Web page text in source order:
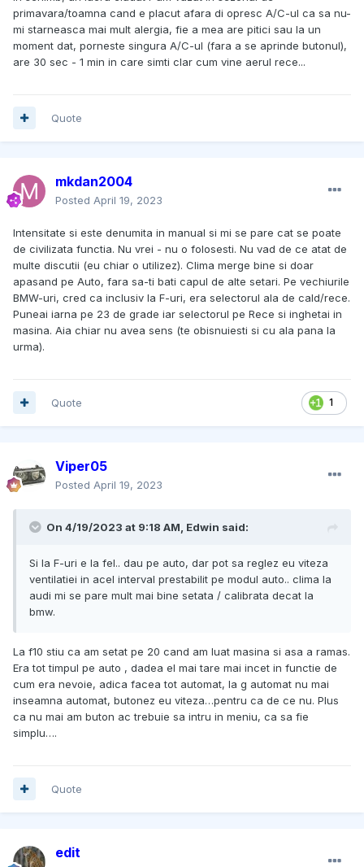
primavara/toamna cand e placut afara di opresc A/C-ul ca sa nu-
mi starneasca mai mult alergia, fie a mea are pitici sau la un
moment dat, porneste singura A/C-ul (fara a se aprinde butonul),
are 30 sec - 1 min in care simti clar cum vine aerul rece...
Quote
mkdan2004
Posted April 19, 2023
Intensitate si este denumita in manual si mi se pare cat se poate
de civilizata functia. Nu vrei - nu o folosesti. Nu vad de ce atat de
multe discutii (eu chiar o utilizez). Clima merge bine si doar
apasand pe Auto, fara sa-ti bati capul de alte setari. Pe vechiurile
BMW-uri, cred ca inclusiv la F-uri, era selectorul ala de cald/rece.
Puneai iarna pe 23 de grade iar selectorul pe Rece si inghetai in
masina. Aia chiar nu avea sens (te obisnuiesti si cu ala pana la
urma).
1
Quote
Viper05
Posted April 19, 2023
On 4/19/2023 at 9:18 AM, Edwin said:
Si la F-uri e la fel.. dau pe auto, dar pot sa reglez eu viteza
ventilatiei in acel interval prestabilit pe modul auto.. clima la
audi mi se pare mult mai bine setata / calibrata decat la
bmw.
La f10 stiu ca am setat pe 20 cand am luat masina si asa a ramas.
Era tot timpul pe auto , dadea el mai tare mai incet in functie de
cum era nevoie, adica facea tot automat, la g automat nu mai
inseamna automat, butonez eu viteza…pentru ca de ce nu. Plus
ca nu mai am buton ac trebuie sa intru in meniu, ca sa fie
simplu….
Quote
edit